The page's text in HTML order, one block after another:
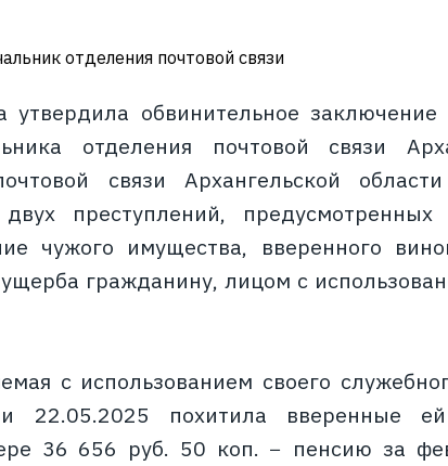
отделения почтовой связи
утвердила обвинительное
отделения почтовой связи
связи Архангельской
двух преступлений,
чужого имущества, вверенного
гражданину, лицом с
с использованием своего
22.05.2025 похитила вверенные
36 656 руб. 50 коп. − пенсию за